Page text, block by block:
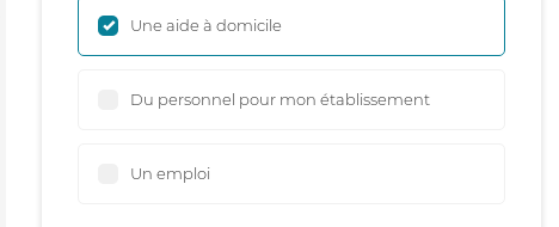
Une aide à domicile
Du personnel pour mon établissement
Un emploi